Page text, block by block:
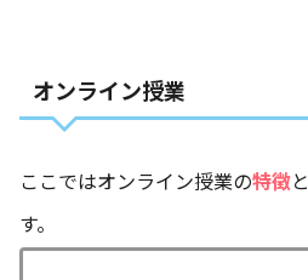
オンライン授業
ここではオンライン授業の特徴と
す。